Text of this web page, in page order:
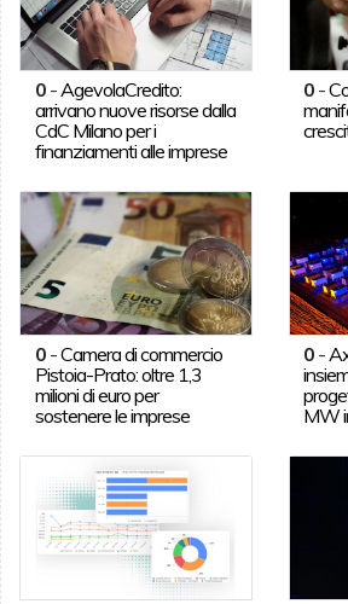
0- AgevolaCredito:
arrivano nuove risorse dalla
CdC Milano per i
finanziamenti alle imprese
0 -
0-Camera di commercio
Pistoia-Prato: oltre 1,3
milioni di euro per
sostenere le imprese
0 -
MW